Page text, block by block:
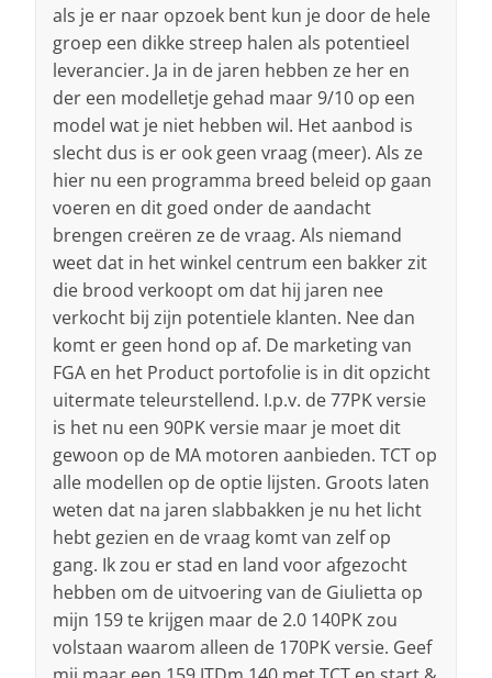
als je er naar opzoek bent kun je door de hele
groep een dikke streep halen als potentieel
leverancier. Ja in de jaren hebben ze her en
der een modelletje gehad maar 9/10 op een
model wat je niet hebben wil. Het aanbod is
slecht dus is er ook geen vraag (meer). Als ze
hier nu een programma breed beleid op gaan
voeren en dit goed onder de aandacht
brengen creëren ze de vraag. Als niemand
weet dat in het winkel centrum een bakker zit
die brood verkoopt om dat hij jaren nee
verkocht bij zijn potentiele klanten. Nee dan
komt er geen hond op af. De marketing van
FGA en het Product portofolie is in dit opzicht
uitermate teleurstellend. I.p.v. de 77PK versie
is het nu een 90PK versie maar je moet dit
gewoon op de MA motoren aanbieden. TCT op
alle modellen op de optie lijsten. Groots laten
weten dat na jaren slabbakken je nu het licht
hebt gezien en de vraag komt van zelf op
gang. Ik zou er stad en land voor afgezocht
hebben om de uitvoering van de Giulietta op
mijn 159 te krijgen maar de 2.0 140PK zou
volstaan waarom alleen de 170PK versie. Geef